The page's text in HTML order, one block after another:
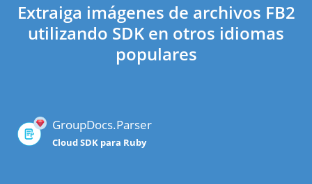
Extraiga imágenes de archivos FB2
utilizando SDK en otros idiomas
populares
GroupDocs.Parser
Cloud SDK para Ruby